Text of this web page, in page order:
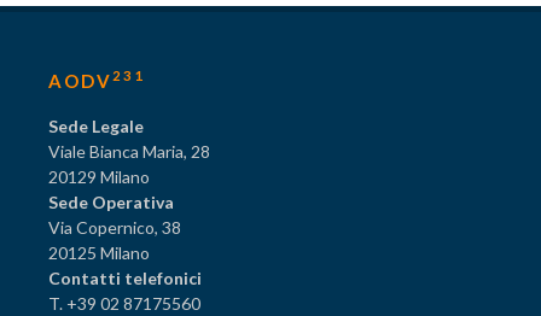
AODV 231
Sede Legale
Viale Bianca Maria, 28
20129 Milano
Sede Operativa
Via Copernico, 38
20125 Milano
Contatti telefonici
T. +39 02 87175560